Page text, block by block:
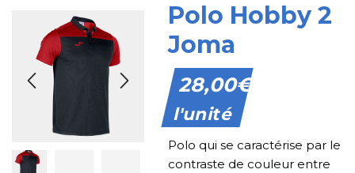
Polo Hobby 2
Joma
28,00€
l'unité
Polo qui se caractérise par le
contraste de couleur entre